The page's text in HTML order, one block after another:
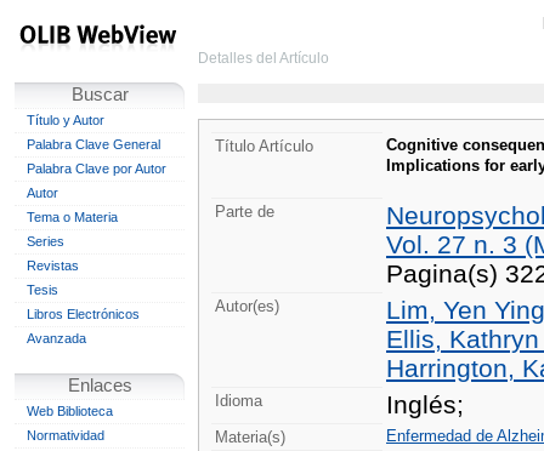
Buscar
Título y Autor
Palabra Clave General
Palabra Clave por Autor
Autor
Tema o Materia
Series
Revistas
Tesis
Libros Electrónicos
Avanzada
Enlaces
Web Biblioteca
Normatividad
Detalles del Artículo
Título Artículo
Cognitive
Implications for
Parte de
Vol. 27 n. 3
Pagina(s)
Autor(es)
Lim, Yen
Ellis,
Harrington,
Idioma Inglés;
Materia(s)
Enfermedad de